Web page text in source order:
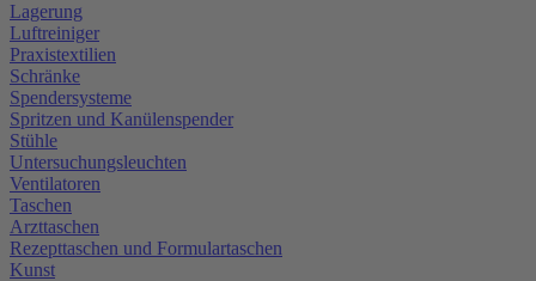
Lagerung
Luftreiniger
Praxistextilien
Schränke
Spendersysteme
Spritzen und Kanülenspender
Stühle
Untersuchungsleuchten
Ventilatoren
Taschen
Arzttaschen
Rezepttaschen und Formulartaschen
Kunst